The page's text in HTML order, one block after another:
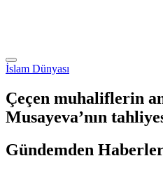
İslam Dünyası
Çeçen muhaliflerin
Musayeva’nın
Gündemden